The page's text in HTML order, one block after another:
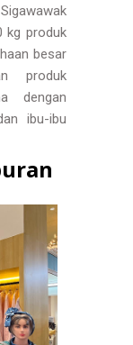
kg produk
besar
produk
dengan
ibu-ibu